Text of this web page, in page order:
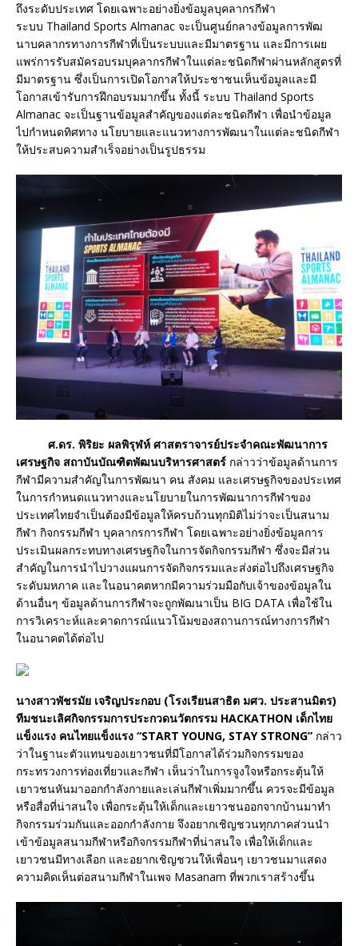
ถึงระดับประเทศ โดยเฉพาะอย่างยิ่งข้อมูลบุคลากรกีฬา
ระบบ Thailand Sports Almanac จะเป็นศูนย์กลางข้อมูลการพัฒ
นาบคลากรทางการกีฬาที่เป็นระบบและมีมาตรฐาน และมีการเผย
แพร่การรับสมัครอบรมบุคลากรกีฬาในแต่ละชนิดกีฬาผ่านหลักสูตรที่
มีมาตรฐาน ซึ่งเป็นการเปิดโอกาสให้ประชาชนเห็นข้อมูลและมี
โอกาสเข้ารับการฝึกอบรมมากขึ้น ทั้งนี้ ระบบ Thailand Sports
Almanac จะเป็นฐานข้อมูลสำคัญของแต่ละชนิดกีฬา เพื่อนำข้อมูล
ไปกำหนดทิศทาง นโยบายและแนวทางการพัฒนาในแต่ละชนิดกีฬา
ให้ประสบความสำเร็จอย่างเป็นรูปธรรม
ศ.ดร. พิริยะ ผลพิรุฬห์ ศาสตราจารย์ประจำคณะพัฒนาการ
เศรษฐกิจ สถาบันบัณฑิตพัฒนบริหารศาสตร์ กล่าวว่าข้อมูลด้านการ
กีฬามีความสำคัญในการพัฒนา คน สังคม และเศรษฐกิจของประเทศ
ในการกำหนดแนวทางและนโยบายในการพัฒนาการกีฬาของ
ประเทศไทยจำเป็นต้องมีข้อมูลให้ครบถ้วนทุกมิติไม่ว่าจะเป็นสนาม
กีฬา กิจกรรมกีฬา บุคลากรการกีฬา โดยเฉพาะอย่างยิ่งข้อมูลการ
ประเมินผลกระทบทางเศรษฐกิจในการจัดกิจกรรมกีฬา ซึ่งจะมีส่วน
สำคัญในการนำไปวางแผนการจัดกิจกรรมและส่งต่อไปถึงเศรษฐกิจ
ระดับมหภาค และในอนาคตหากมีความร่วมมือกับเจ้าของข้อมูลใน
ด้านอื่นๆ ข้อมูลด้านการกีฬาจะถูกพัฒนาเป็น BIG DATA เพื่อใช้ใน
การวิเคราะห์และคาดการณ์แนวโน้มของสถานการณ์ทางการกีฬา
ในอนาคตได้ต่อไป
นางสาวพัชรมัย เจริญประกอบ (โรงเรียนสาธิต มศว. ประสานมิตร)
ทีมชนะเลิศกิจกรรมการประกวดนวัตกรรม HACKATHON เด็กไทย
แข็งแรง คนไทยแข็งแรง “START YOUNG, STAY STRONG” กล่าว
ว่าในฐานะตัวแทนของเยาวชนที่มีโอกาสได้ร่วมกิจกรรมของ
กระทรวงการท่องเที่ยวและกีฬา เห็นว่าในการจูงใจหรือกระตุ้นให้
เยาวชนหันมาออกกำลังกายและเล่นกีฬาเพิ่มมากขึ้น ควรจะมีข้อมูล
หรือสื่อที่น่าสนใจ เพื่อกระตุ้นให้เด็กและเยาวชนออกจากบ้านมาทำ
กิจกรรมร่วมกันและออกกำลังกาย จึงอยากเชิญชวนทุกภาคส่วนนำ
เข้าข้อมูลสนามกีฬาหรือกิจกรรมกีฬาที่น่าสนใจ เพื่อให้เด็กและ
เยาวชนมีทางเลือก และอยากเชิญชวนให้เพื่อนๆ เยาวชนมาแสดง
ความคิดเห็นต่อสนามกีฬาในเพจ Masanam ที่พวกเราสร้างขึ้น